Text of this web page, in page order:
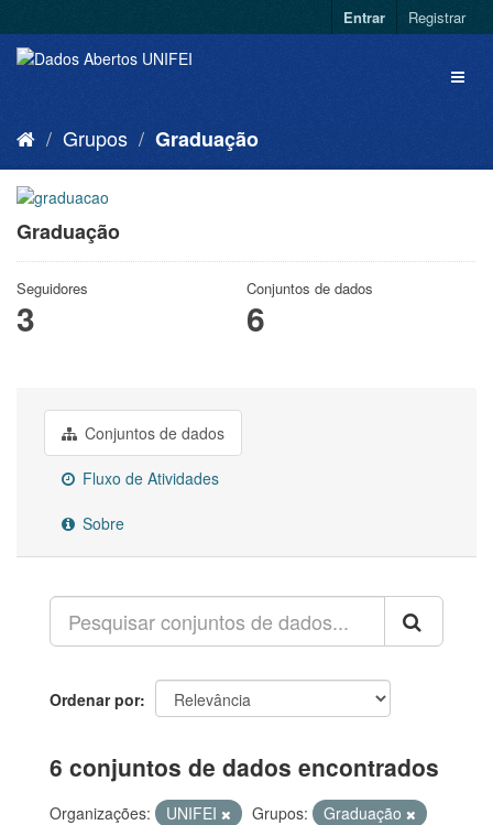
Entrar Registrar
Grupos Graduação
Graduação
Seguidores
3
Conjuntos de dados
6
Conjuntos de dados
Fluxo de Atividades
Sobre
Ordenar por
6 conjuntos de dados encontrados
Organizações: UNIFEI Grupos:
Graduação